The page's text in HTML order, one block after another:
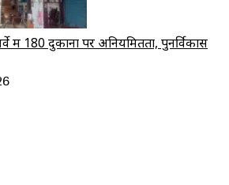
में 180 दुकानों पर अनियमितता, पुनर्विकास